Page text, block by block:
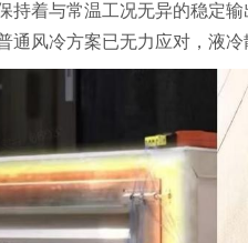
持着与常温工况无异的稳定
风冷方案已无力应对，液冷